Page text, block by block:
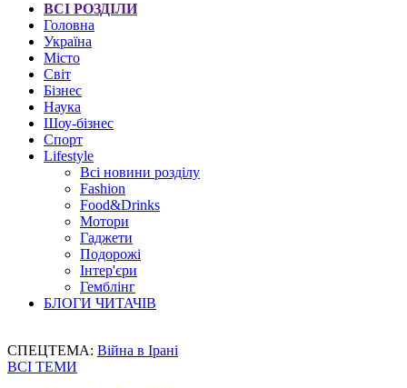
ВСІ РОЗДІЛИ
Головна
Україна
Місто
Світ
Бізнес
Наука
Шоу-бізнес
Спорт
Lifestyle
Всі новини розділу
Fashion
Food&Drinks
Мотори
Гаджети
Подорожі
Інтер'єри
Гемблінг
БЛОГИ ЧИТАЧІВ
СПЕЦТЕМА: Війна в Ірані
ВСІ ТЕМИ